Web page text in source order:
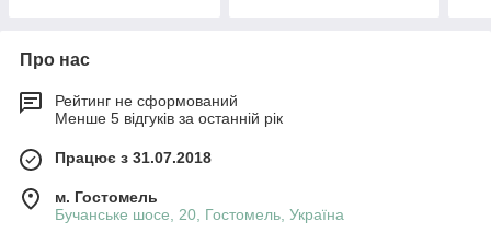
Про нас
Рейтинг не сформований
Менше 5 відгуків за останній рік
Працює з 31.07.2018
м. Гостомель
Бучанське шосе, 20, Гостомель, Україна